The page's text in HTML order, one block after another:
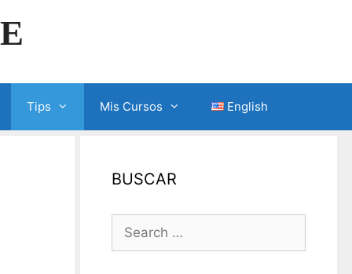
Tips Mis Cursos English
BUSCAR
Search
for: